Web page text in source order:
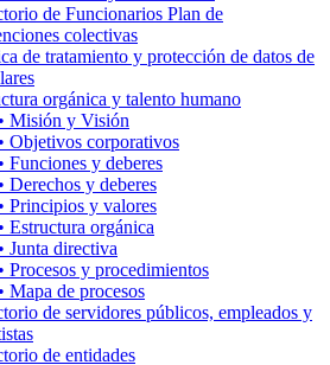
de Funcionarios Plan de
colectivas
de tratamiento y protección de datos de
orgánica y talento humano
• Misión y Visión
• Objetivos corporativos
• Funciones y deberes
• Derechos y deberes
• Principios y valores
• Estructura orgánica
• Junta directiva
• Procesos y procedimientos
• Mapa de procesos
de servidores públicos, empleados y
de entidades